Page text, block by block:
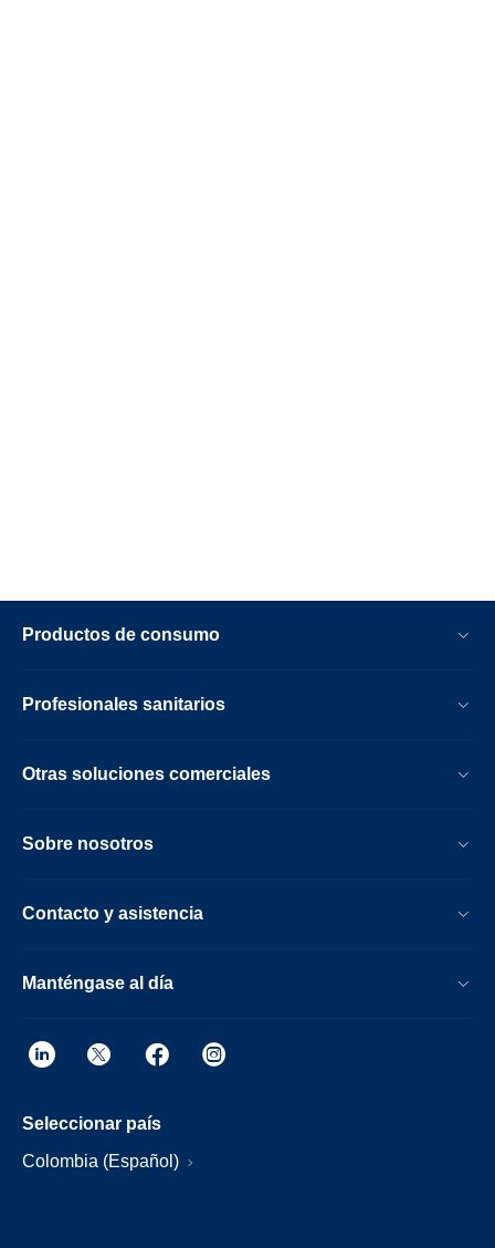
Productos de consumo
Profesionales sanitarios
Otras soluciones comerciales
Sobre nosotros
Contacto y asistencia
Manténgase al día
Seleccionar país
Colombia (Español)